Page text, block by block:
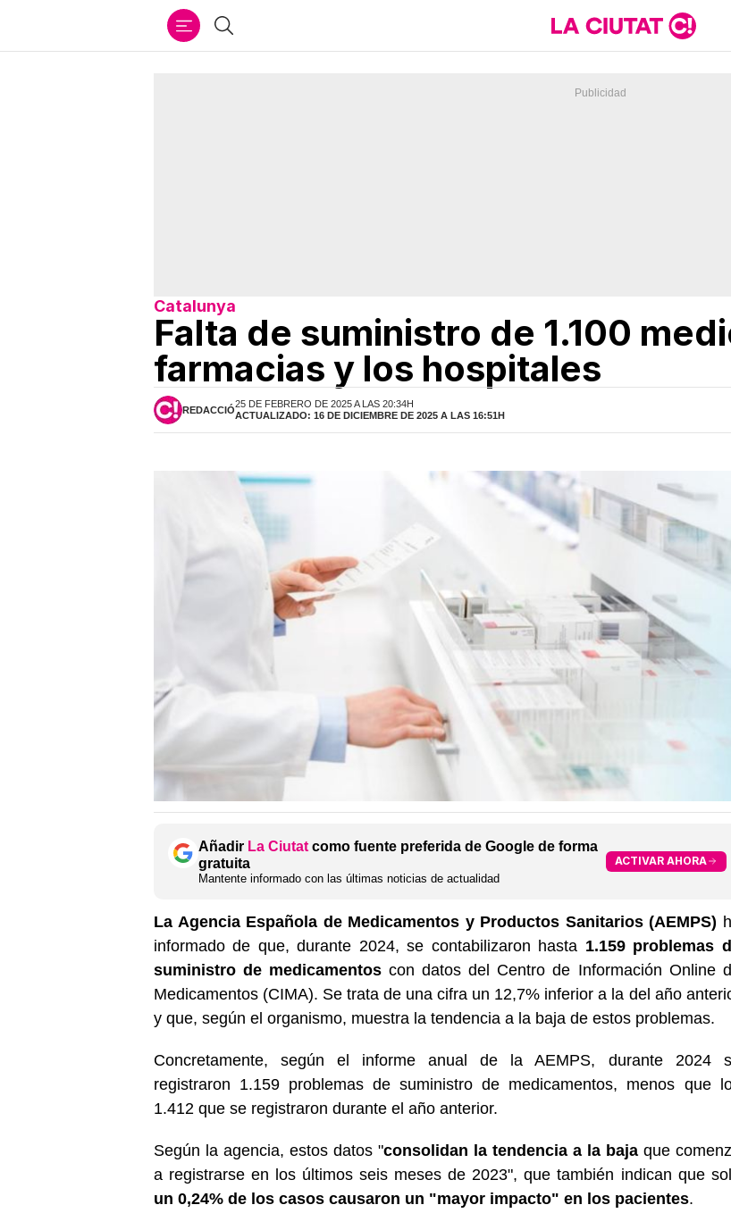
Buscar
Catalunya
Falta de suministro de 1.100
farmacias y los hospitales
REDACCIÓ
25 DE FEBRERO DE 2025 A LAS 20:34H
ACTUALIZADO: 16 DE DICIEMBRE DE 2025 A LAS 16:51H
Añadir La Ciutat como fuente preferida de Google de forma
gratuita
Mantente informado con las últimas noticias de actualidad
ACTIVAR AHORA
La Agencia Española de Medicamentos y Productos Sanitarios (AEMPS)
informado de que, durante 2024, se contabilizaron hasta 1.159 problemas
suministro de medicamentos con datos del Centro de Información Online
Medicamentos (CIMA). Se trata de una cifra un 12,7% inferior a la del año
y que, según el organismo, muestra la tendencia a la baja de estos problemas.
Concretamente, según el informe anual de la AEMPS, durante 2024
registraron 1.159 problemas de suministro de medicamentos, menos que
1.412 que se registraron durante el año anterior.
Según la agencia, estos datos "consolidan la tendencia a la bajaque
a registrarse en los últimos seis meses de 2023", que también indican que
un 0,24% de los casos causaron un "mayor impacto" en los pacientes.